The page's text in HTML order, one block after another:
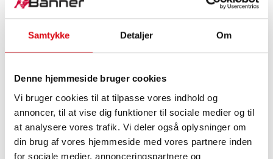
Samtykke Detaljer Om
Denne hjemmeside bruger cookies
Vi bruger cookies til at tilpasse vores indhold og
annoncer, til at vise dig funktioner til sociale medier og til
at analysere vores trafik. Vi deler også oplysninger om
din brug af vores hjemmeside med vores partnere inden
for sociale medier, annonceringspartnere og
YDELSESSTÆRKT
ALTERNATIV
Vores anbefaling til køretøjer med højere
energibehov eller højere koldstartskrav
VORES OPGRADERINGSANBEFALINGER